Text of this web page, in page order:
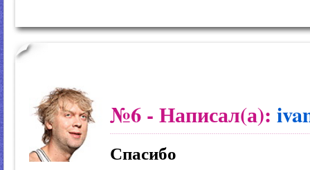
№6 - Написал(а):
Спасибо